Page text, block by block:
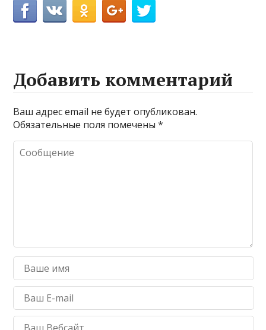
Добавить комментарий
Ваш адрес email не будет опубликован.
Обязательные поля помечены*